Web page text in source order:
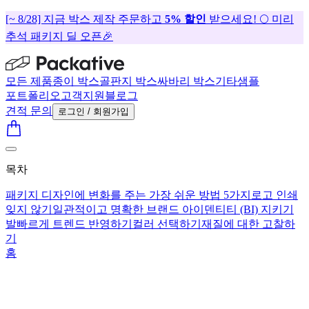
[~ 8/28] 지금 박스 제작 주문하고 5% 할인 받으세요! 🌕 미리
추석 패키지 딜 오픈🎉
모든 제품종이 박스골판지 박스싸바리 박스기타샘플
포트폴리오 고객지원 블로그
견적 문의
로그인 / 회원가입
목차
패키지 디자인에 변화를 주는 가장 쉬운 방법 5가지 로고 인쇄
잊지 않기 일관적이고 명확한 브랜드 아이덴티티 (BI) 지키기
발빠르게 트렌드 반영하기 컬러 선택하기 재질에 대한 고찰하
기
홈